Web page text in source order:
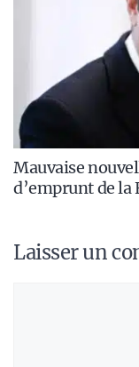
Mauvaise
d’emprunt de
Laisser un